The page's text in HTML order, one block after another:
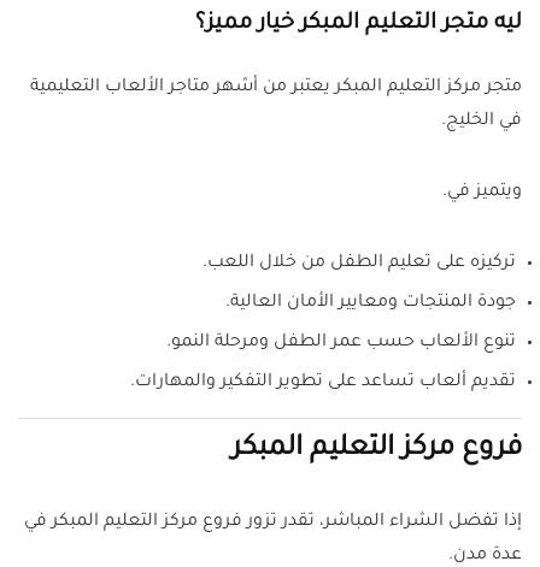
ليه متجر التعليم المبكر خيار مميز؟
متجر مركز التعليم المبكر يعتبر من أشهر متاجر الألعاب التعليمية
في الخليج.
ويتميز في.
تركيزه على تعليم الطفل من خلال اللعب.
جودة المنتجات ومعايير الأمان العالية.
تنوع الألعاب حسب عمر الطفل ومرحلة النمو.
تقديم ألعاب تساعد على تطوير التفكير والمهارات.
فروع مركز التعليم المبكر
إذا تفضل الشراء المباشر، تقدر تزور فروع مركز التعليم المبكر في
عدة مدن.